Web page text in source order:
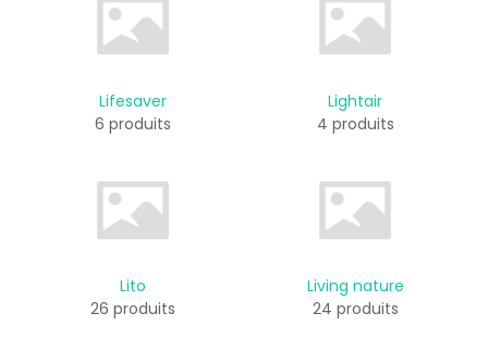
Lifesaver
6 produits
Lightair
4 produits
Lito
26 produits
Living nature
24 produits